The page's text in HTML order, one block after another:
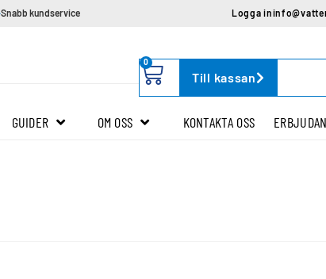
Snabb kundservice Logga in
0
Till kassan
GUIDER OM OSS KONTAKTA OSS